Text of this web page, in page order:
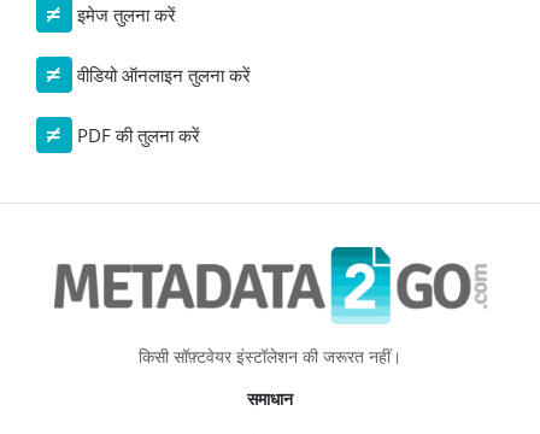
इमेज तुलना करें
वीडियो ऑनलाइन तुलना करें
PDF की तुलना करें
किसी सॉफ़्टवेयर इंस्टॉलेशन की जरूरत नहीं।
समाधान